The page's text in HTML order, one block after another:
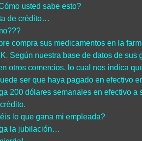
usted sabe esto?
de crédito…
compra sus medicamentos en la
Según nuestra base de datos de
otros comercios, lo cual nos indica
ser que haya pagado en efectivo
200 dólares semanales en efectivo
lo que gana mi empleada?
la jubilación…